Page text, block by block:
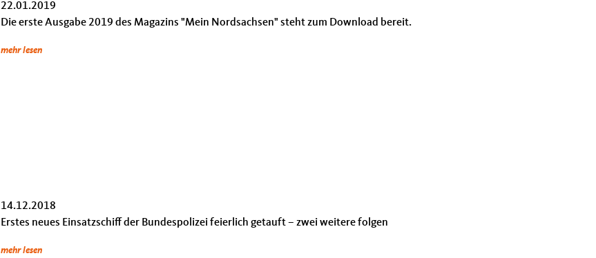
22.01.2019
Die erste Ausgabe 2019 des Magazins "Mein Nordsachsen" steht zum Download bereit.
mehr lesen
14.12.2018
Erstes neues Einsatzschiff der Bundespolizei feierlich getauft – zwei weitere folgen
mehr lesen